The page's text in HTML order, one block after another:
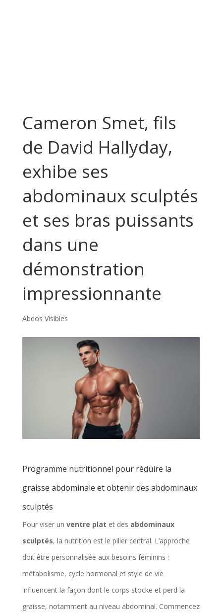
Cameron Smet, fils
de David Hallyday,
exhibe ses
abdominaux sculptés
et ses bras puissants
dans une
démonstration
impressionnante
Abdos Visibles
Programme nutritionnel pour réduire la
graisse abdominale et obtenir des abdominaux
sculptés
Pour viser un ventre plat et des abdominaux
sculptés, la nutrition est le pilier central. L’approche
doit être personnalisée aux besoins féminins :
métabolisme, cycle hormonal et style de vie
influencent la façon dont le corps stocke et perd la
graisse, notamment au niveau abdominal. Commencez